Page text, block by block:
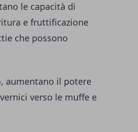
le capacità di
e fruttificazione
che possono
aumentano il potere
verso le muffe e